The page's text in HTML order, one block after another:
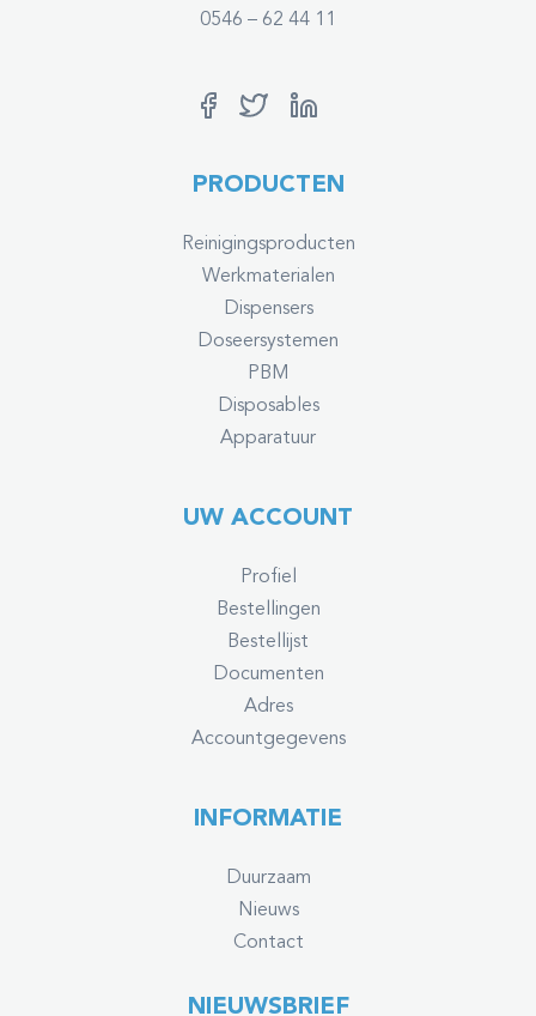
0546 – 62 44 11
PRODUCTEN
Reinigingsproducten
Werkmaterialen
Dispensers
Doseersystemen
PBM
Disposables
Apparatuur
UW ACCOUNT
Profiel
Bestellingen
Bestellijst
Documenten
Adres
Accountgegevens
INFORMATIE
Duurzaam
Nieuws
Contact
NIEUWSBRIEF